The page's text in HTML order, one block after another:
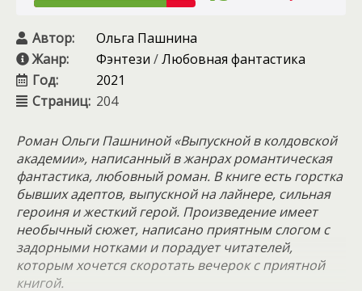
Автор:
Ольга Пашнина
Жанр:
Фэнтези /Любовная фантастика
Год:
2021
Страниц: 204
Роман Ольги Пашниной «Выпускной в колдовской
академии», написанный в жанрах романтическая
фантастика, любовный роман. В книге есть горстка
бывших адептов, выпускной на лайнере, сильная
героиня и жесткий герой. Произведение имеет
необычный сюжет, написано приятным слогом с
задорными нотками и порадует читателей,
которым хочется скоротать вечерок с приятной
книгой.